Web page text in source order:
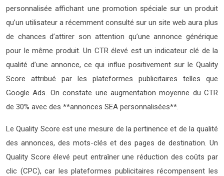
personnalisée affichant une promotion spéciale sur un produit
qu’un utilisateur a récemment consulté sur un site web aura plus
de chances d’attirer son attention qu’une annonce générique
pour le même produit. Un CTR élevé est un indicateur clé de la
qualité d’une annonce, ce qui influe positivement sur le Quality
Score attribué par les plateformes publicitaires telles que
Google Ads. On constate une augmentation moyenne du CTR
de 30% avec des **annonces SEA personnalisées**.
Le Quality Score est une mesure de la pertinence et de la qualité
des annonces, des mots-clés et des pages de destination. Un
Quality Score élevé peut entraîner une réduction des coûts par
clic (CPC), car les plateformes publicitaires récompensent les